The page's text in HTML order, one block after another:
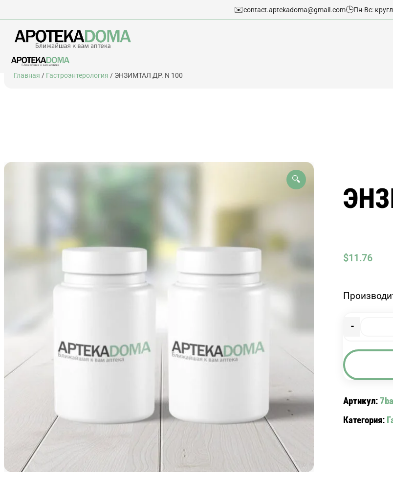
Перейти
✉️contact.aptekadoma@gmail.com🕒Пн-Вс:
Главная / Гастроэнтерология / ЭНЗИМТАЛ ДР. N 100
🔍
$11.76
-
ЭНЗИМТАЛ
ДР.
100
Артикул:
Категория: